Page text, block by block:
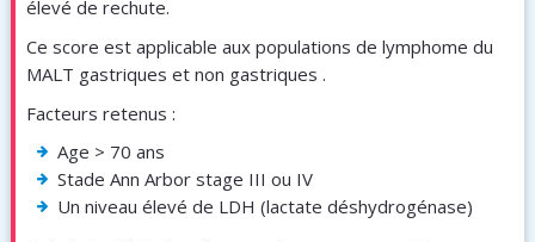
élevé de rechute.
Ce score est applicable aux populations de lymphome du
MALT gastriques et non gastriques .
Facteurs retenus :
Age > 70 ans
Stade Ann Arbor stage III ou IV
Un niveau élevé de LDH (lactate déshydrogénase)